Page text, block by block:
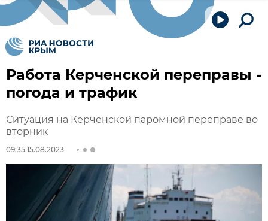
Работа Керченской переправы -
погода и трафик
Ситуация на Керченской паромной переправе во
вторник
09:35 15.08.2023